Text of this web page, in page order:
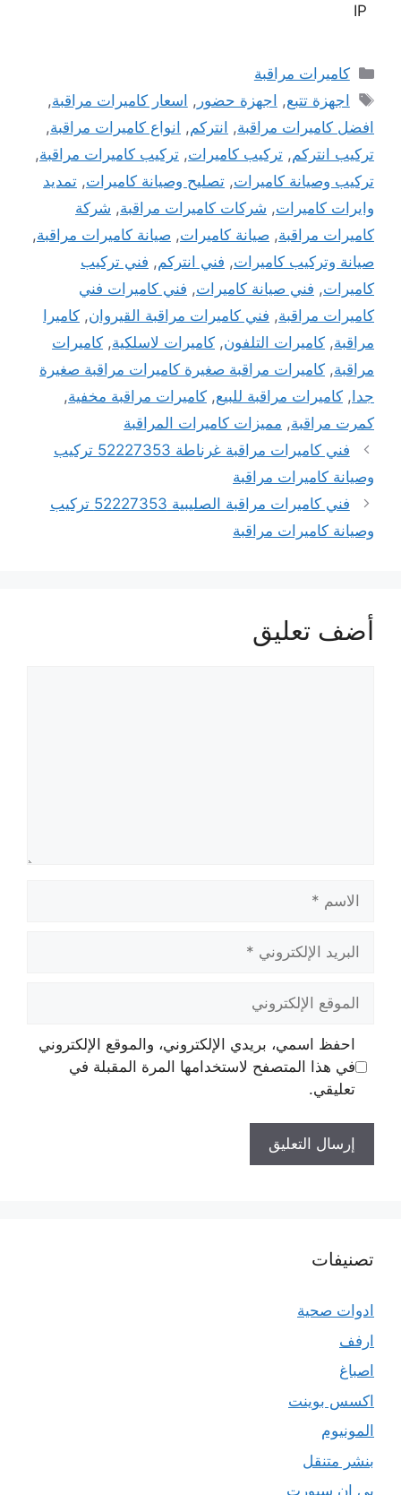
IP
التصنيفات
كاميرات مراقبة
الوسوم
اجهزة تتبع, اجهزة حضور , اسعار كاميرات مراقبة,
افضل كاميرات مراقبة, انتركم, انواع كاميرات مراقبة,
تركيب انتركم, تركيب كاميرات, تركيب كاميرات مراقبة,
تركيب وصيانة كاميرات, تصليح وصيانة كاميرات, تمديد
وايرات كاميرات, شركات كاميرات مراقبة, شركة
كاميرات مراقبة, صيانة كاميرات, صيانة كاميرات مراقبة,
صيانة وتركيب كاميرات, فني انتركم, فني تركيب
كاميرات, فني صيانة كاميرات, فني كاميرات فني
كاميرات مراقبة, فني كاميرات مراقبة القيروان, كاميرا
مراقبة, كاميرات التلفون, كاميرات لاسلكية, كاميرات
مراقبة, كاميرات مراقبة صغيرة كاميرات مراقبة صغيرة
جدا, كاميرات مراقبة للبيع, كاميرات مراقبة مخفية,
كمرت مراقبة, مميزات كاميرات المراقبة
فني كاميرات مراقبة غرناطة 52227353 تركيب
وصيانة كاميرات مراقبة
فني كاميرات مراقبة الصليبية 52227353 تركيب
وصيانة كاميرات مراقبة
أضف تعليق
الإلكتروني
الإلكتروني
احفظ اسمي، بريدي الإلكتروني، والموقع الإلكتروني
في هذا المتصفح لاستخدامها المرة المقبلة في
تعليقي.
تصنيفات
ادوات صحية
ارفف
اصباغ
اكسس بوينت
المونيوم
بنشر متنقل
بي ان سبورت